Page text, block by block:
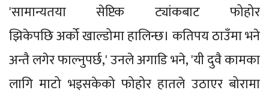
'सामान्यतया सेप्टिक ट्यांकबाट फोहोर
झिकेपछि अर्को खाल्डोमा हालिन्छ। कतिपय ठाउँमा भने
अन्तै लगेर फाल्नुपर्छ,' उनले अगाडि भने, 'यी दुवै कामका
लागि माटो भइसकेको फोहोर हातले उठाएर बोरामा